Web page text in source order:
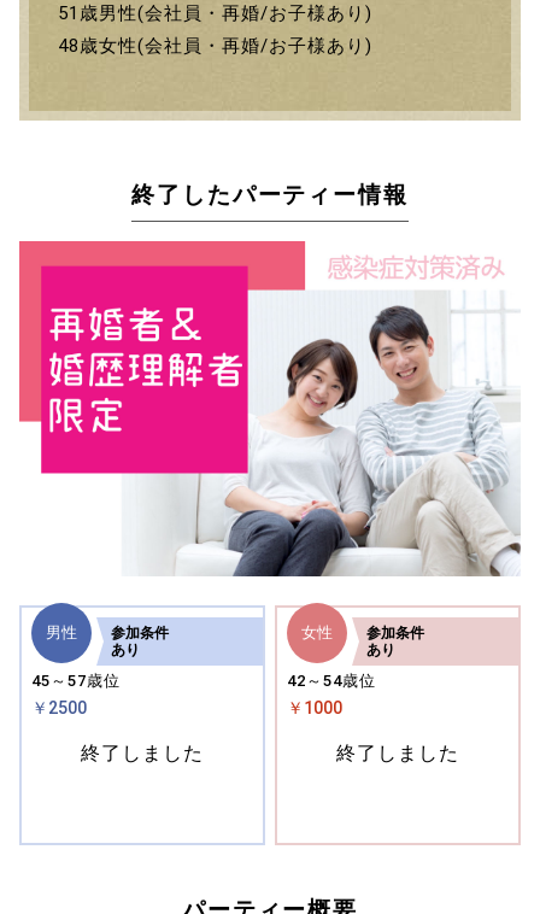
51歳男性(会社員・再婚/お子様あり)
48歳女性(会社員・再婚/お子様あり)
終了したパーティー情報
男性
45～57歳位
￥2500
参加条件
あり
終了しました
女性
42～54歳位
￥1000
参加条件
あり
終了しました